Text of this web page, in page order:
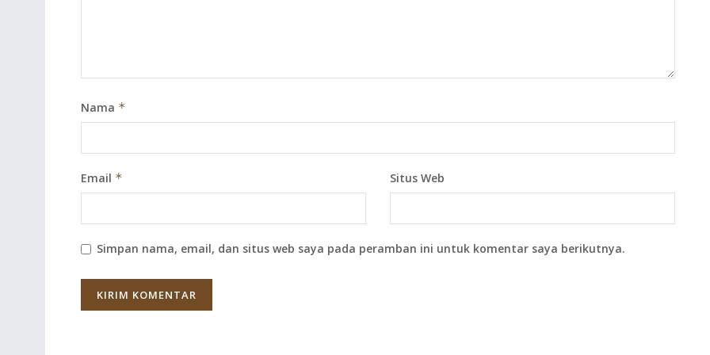
Nama *
Email * Situs Web
Simpan nama, email, dan situs web saya pada peramban ini untuk komentar saya berikutnya.